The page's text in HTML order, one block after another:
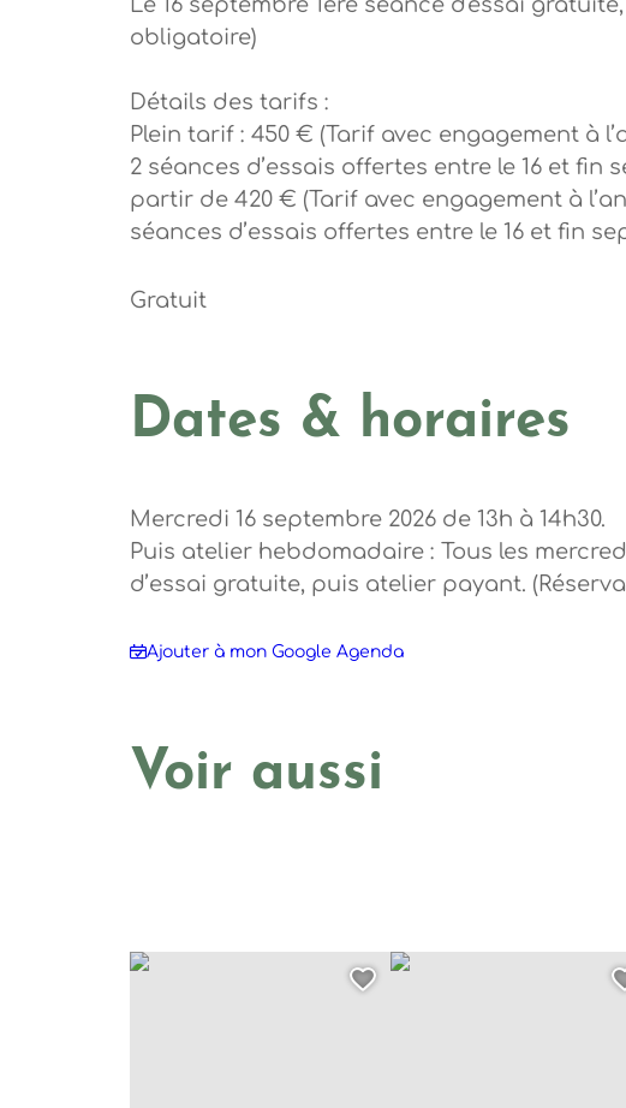
Le 16 septembre 1ère séance d'essai
obligatoire)
Détails des tarifs :
Plein tarif : 450 € (Tarif avec engagement à
2 séances d’essais offertes entre le 16 et fin
partir de 420 € (Tarif avec engagement à
séances d’essais offertes entre le 16 et fin
Gratuit
Dates & horaires
Mercredi 16 septembre 2026 de 13h à 14h30.
Puis atelier hebdomadaire : Tous les
d’essai gratuite, puis atelier payant.
Ajouter à mon Google Agenda
Voir aussi
Atelier de dessin et de BD pour les 7/11 ans, © anne
Ajouter cette page
Atelier de dessin et de BD